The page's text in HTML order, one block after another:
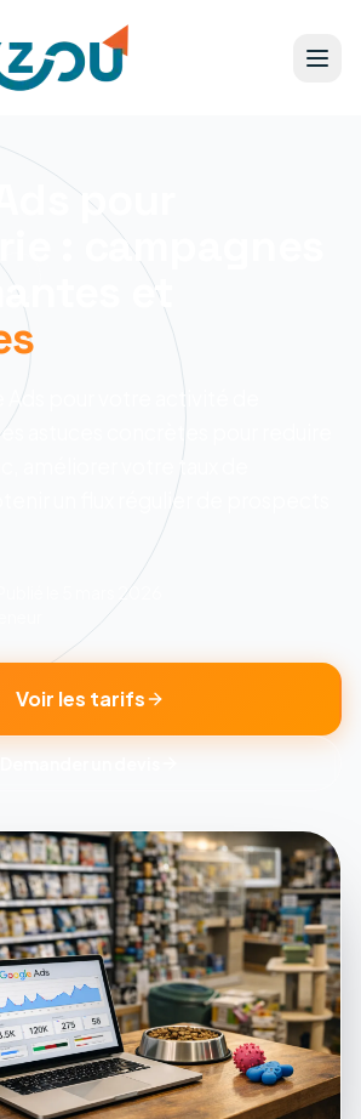
pour
: campagnes
et
Ads pour votre activité de
astuces concrètes pour reduire
améliorer votre taux de
un flux régulier de prospects
5 mars 2026
Voir les tarifs